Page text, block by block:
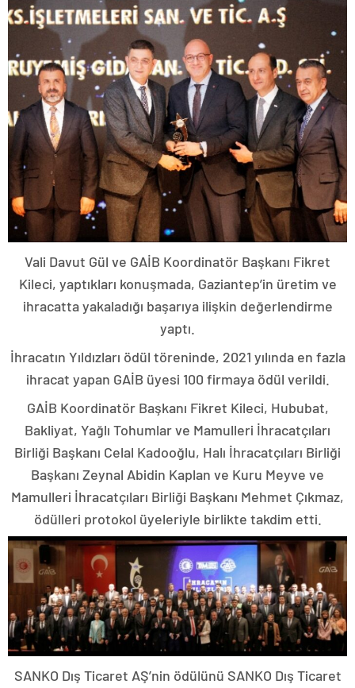
Vali Davut Gül ve GAİB Koordinatör Başkanı Fikret
Kileci, yaptıkları konuşmada, Gaziantep’in üretim ve
ihracatta yakaladığı başarıya ilişkin değerlendirme
yaptı.
İhracatın Yıldızları ödül töreninde, 2021 yılında en fazla
ihracat yapan GAİB üyesi 100 firmaya ödül verildi.
GAİB Koordinatör Başkanı Fikret Kileci, Hububat,
Bakliyat, Yağlı Tohumlar ve Mamulleri İhracatçıları
Birliği​​ Başkanı Celal Kadooğlu, Halı İhracatçıları Birliği
Başkanı Zeynal Abidin Kaplan ve Kuru Meyve ve
Mamulleri İhracatçıları Birliği Başkanı Mehmet Çıkmaz,
ödülleri protokol üyeleriyle birlikte takdim etti.
SANKO Dış Ticaret AŞ’nin ödülünü SANKO Dış Ticaret